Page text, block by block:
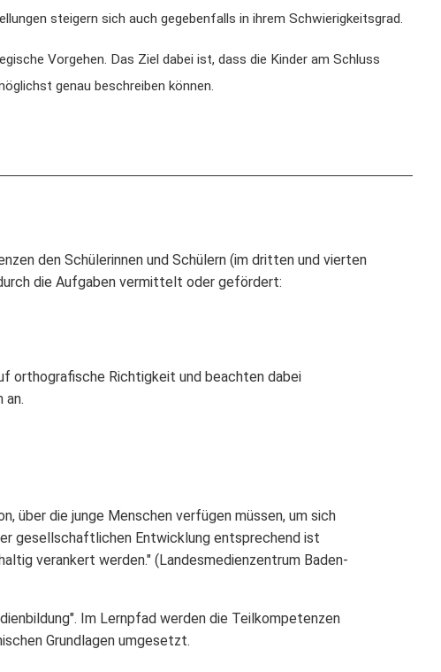
steigern sich auch gegebenfalls in ihrem Schwierigkeitsgrad.
Vorgehen. Das Ziel dabei ist, dass die Kinder am Schluss
genau beschreiben können.
den Schülerinnen und Schülern (im dritten und vierten
die Aufgaben vermittelt oder gefördert:
orthografische Richtigkeit und beachten dabei
an.
über die junge Menschen verfügen müssen, um sich
gesellschaftlichen Entwicklung entsprechend ist
verankert werden." (Landesmedienzentrum Baden-
Im Lernpfad werden die Teilkompetenzen
Grundlagen umgesetzt.